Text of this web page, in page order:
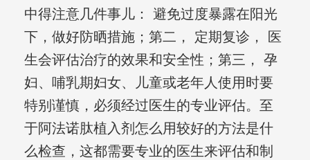
中得注意几件事儿： 避免过度暴露在阳光
下，做好防晒措施；第二， 定期复诊， 医
生会评估治疗的效果和安全性；第三， 孕
妇、哺乳期妇女、儿童或老年人使用时要
特别谨慎，必须经过医生的专业评估。至
于阿法诺肽植入剂怎么用较好的方法是什
么检查，这都需要专业的医生来评估和制